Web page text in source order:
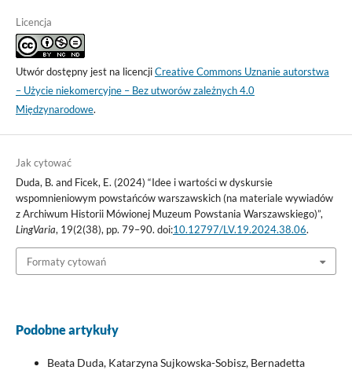
Licencja
Utwór dostępny jest na licencjiCreative Commons Uznanie autorstwa
– Użycie niekomercyjne – Bez utworów zależnych 4.0
Międzynarodowe.
Jak cytować
Duda, B. and Ficek, E. (2024) “Idee i wartości w dyskursie
wspomnieniowym powstańców warszawskich (na materiale wywiadów
z Archiwum Historii Mówionej Muzeum Powstania Warszawskiego)”,
LingVaria, 19(2(38), pp. 79–90. doi:10.12797/LV.19.2024.38.06.
Formaty cytowań
Podobne artykuły
Beata Duda, Katarzyna Sujkowska-Sobisz, Bernadetta